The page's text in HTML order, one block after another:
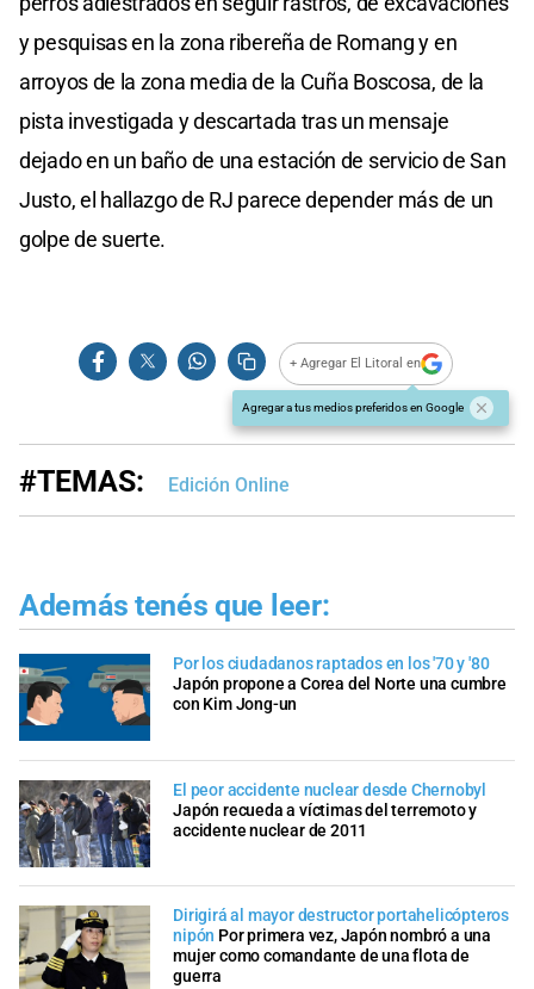
y pesquisas en la zona ribereña de Romang y en
arroyos de la zona media de la Cuña Boscosa, de la
pista investigada y descartada tras un mensaje
dejado en un baño de una estación de servicio de San
Justo, el hallazgo de RJ parece depender más de un
golpe de suerte.
+ Agregar El Litoral en
Agregar a tus medios preferidos en Google
#TEMAS: Edición Online
Además tenés que leer:
Por los ciudadanos raptados en los '70 y '80
Japón propone a Corea del Norte una cumbre
con Kim Jong-un
El peor accidente nuclear desde Chernobyl
Japón recueda a víctimas del terremoto y
accidente nuclear de 2011
Dirigirá al mayor destructor portahelicópteros
nipón Por primera vez, Japón nombró a una
mujer como comandante de una flota de
guerra